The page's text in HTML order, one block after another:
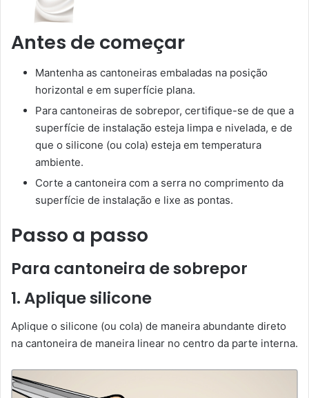
Antes de começar
Mantenha as cantoneiras embaladas na posição
horizontal e em superfície plana.
Para cantoneiras de sobrepor, certifique-se de que a
superfície de instalação esteja limpa e nivelada, e de
que o silicone (ou cola) esteja em temperatura
ambiente.
Corte a cantoneira com a serra no comprimento da
superfície de instalação e lixe as pontas.
Passo a passo
Para cantoneira de sobrepor
1. Aplique silicone
Aplique o silicone (ou cola) de maneira abundante direto
na cantoneira de maneira linear no centro da parte interna.